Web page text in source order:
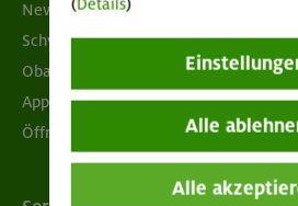
Newsletter
Schwarzes Brett
Obacht geben!
App "Mein DAV+"
Öffnungszeiten
Alle
Alle